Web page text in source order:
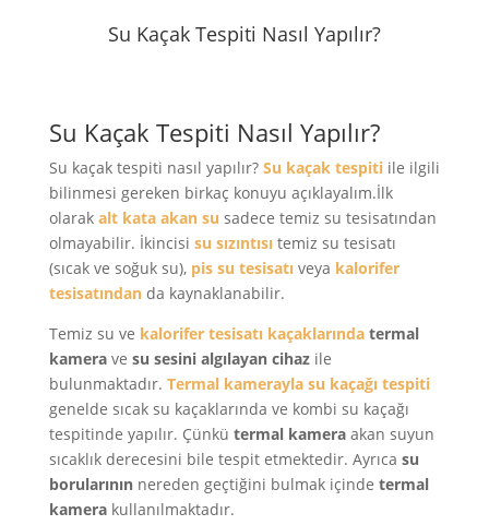
Su Kaçak Tespiti Nasıl Yapılır?
Su Kaçak Tespiti Nasıl Yapılır?
Su kaçak tespiti nasıl yapılır? Su kaçak tespitiile ilgili
bilinmesi gereken birkaç konuyu açıklayalım.İlk
olarak alt kata akan su sadece temiz su tesisatından
olmayabilir. İkincisi su sızıntısıtemiz su tesisatı
(sıcak ve soğuk su), pis su tesisatıveya kalorifer
tesisatındanda kaynaklanabilir.
Temiz su ve kalorifer tesisatı kaçaklarındatermal
kamerave su sesini algılayan cihazile
bulunmaktadır. Termal kamerayla su kaçağı tespiti
genelde sıcak su kaçaklarında ve kombi su kaçağı
tespitinde yapılır. Çünkü termal kameraakan suyun
sıcaklık derecesini bile tespit etmektedir. Ayrıca su
borularınınnereden geçtiğini bulmak içinde termal
kamerakullanılmaktadır.